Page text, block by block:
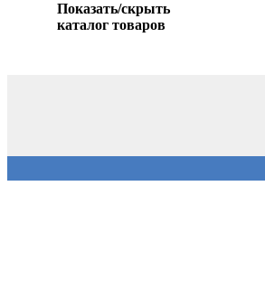
Показать/скрыть
каталог товаров